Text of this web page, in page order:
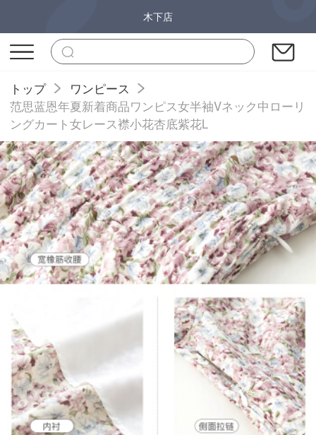
木下店
トップ
ワンピース
范思蓝恩年夏新着商品ワンピス女半袖Vネック中ローリ
ングカート女レース襟小花杏底紫花L